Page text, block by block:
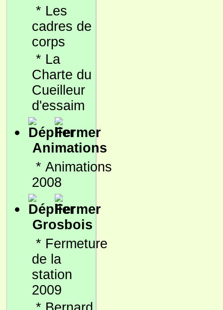
* Les
cadres de
corps
* La
Charte du
Cueilleur
d'essaim
Animations
* Animations
2008
Grosbois
* Fermeture
de la
station
2009